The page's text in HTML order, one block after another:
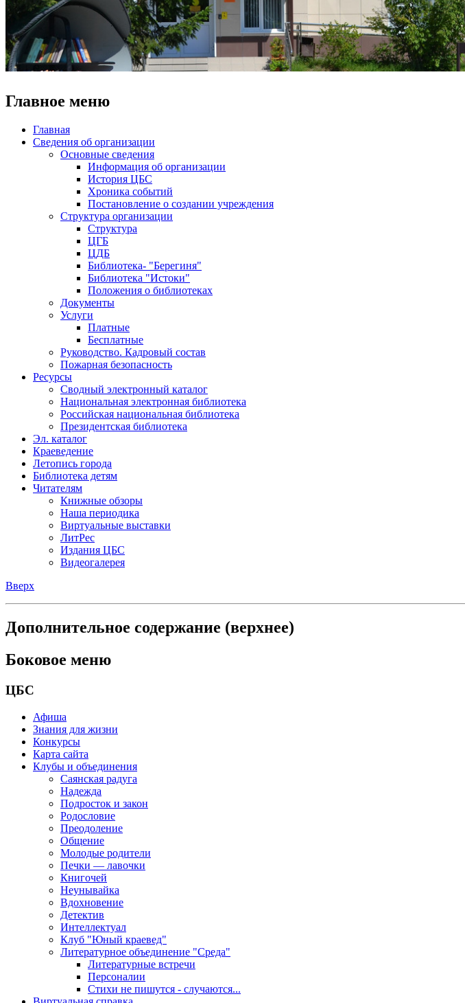
Главное меню
Главная
Сведения об организации
Основные сведения
Информация об организации
История ЦБС
Хроника событий
Постановление о создании учреждения
Структура организации
Структура
ЦГБ
ЦДБ
Библиотека- "Берегиня"
Библиотека "Истоки"
Положения о библиотеках
Документы
Услуги
Платные
Бесплатные
Руководство. Кадровый состав
Пожарная безопасность
Ресурсы
Сводный электронный каталог
Национальная электронная библиотека
Российская национальная библиотека
Президентская библиотека
Эл. каталог
Краеведение
Летопись города
Библиотека детям
Читателям
Книжные обзоры
Наша периодика
Виртуальные выставки
ЛитРес
Издания ЦБС
Видеогалерея
Вверх
Дополнительное содержание (верхнее)
Боковое меню
ЦБС
Афиша
Знания для жизни
Конкурсы
Карта сайта
Клубы и объединения
Саянская радуга
Надежда
Подросток и закон
Родословие
Преодоление
Общение
Молодые родители
Печки — лавочки
Книгочей
Неунывайка
Вдохновение
Детектив
Интеллектуал
Клуб "Юный краевед"
Литературное объединение "Среда"
Литературные встречи
Персоналии
Стихи не пишутся - случаются...